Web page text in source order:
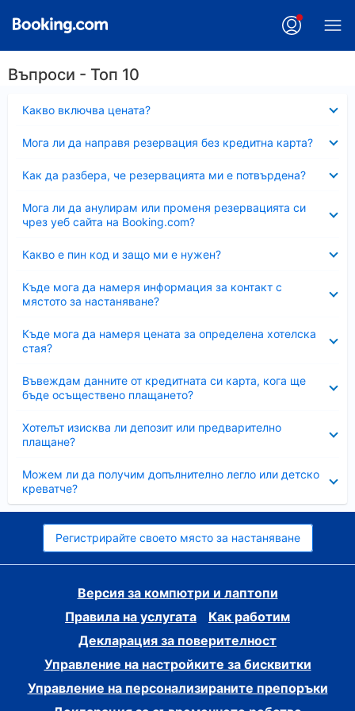
Въпроси - Топ 10
Какво включва цената?
Мога ли да направя резервация без кредитна карта?
Как да разбера, че резервацията ми е потвърдена?
Мога ли да анулирам или променя резервацията си
чрез уеб сайта на Booking.com?
Какво е пин код и защо ми е нужен?
Къде мога да намеря информация за контакт с
мястото за настаняване?
Къде мога да намеря цената за определена хотелска
стая?
Въвеждам данните от кредитната си карта, кога ще
бъде осъществено плащането?
Хотелът изисква ли депозит или предварително
плащане?
Можем ли да получим допълнително легло или детско
креватче?
Регистрирайте своето място за настаняване
Версия за компютри и лаптопи
Правила на услугата
Как работим
Декларация за поверителност
Управление на настройките за бисквитки
Управление на персонализираните препоръки